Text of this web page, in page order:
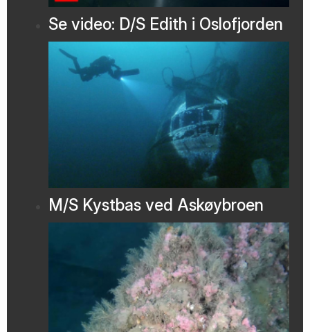
Se video: D/S Edith i Oslofjorden
M/S Kystbas ved Askøybroen